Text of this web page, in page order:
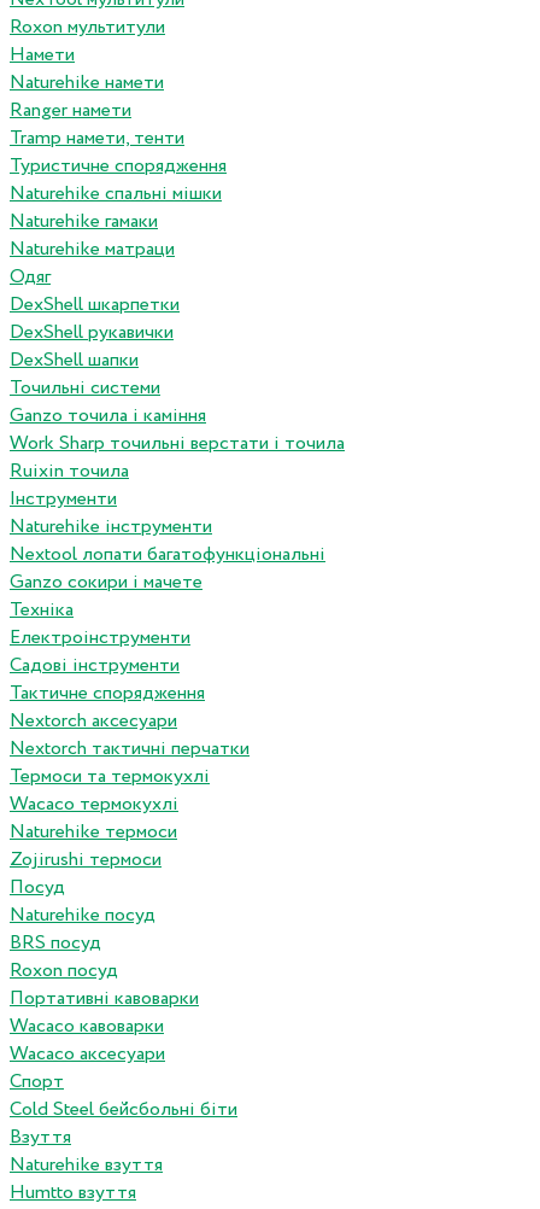
Roxon мультитули
Намети
Naturehike намети
Ranger намети
Tramp намети, тенти
Туристичне спорядження
Naturehike спальні мішки
Naturehike гамаки
Naturehike матраци
Одяг
DexShell шкарпетки
DexShell рукавички
DexShell шапки
Точильні системи
Ganzo точила і каміння
Work Sharp точильні верстати і точила
Ruixin точила
Інструменти
Naturehike інструменти
Nextool лопати багатофункціональні
Ganzo сокири і мачете
Техніка
Електроінструменти
Садові інструменти
Тактичне спорядження
Nextorch аксесуари
Nextorch тактичні перчатки
Термоси та термокухлі
Wacaco термокухлі
Naturehike термоси
Zojirushi термоси
Посуд
Naturehike посуд
BRS посуд
Roxon посуд
Портативні кавоварки
Wacaco кавоварки
Wacaco аксесуари
Спорт
Cold Steel бейсбольні біти
Взуття
Naturehike взуття
Humtto взуття